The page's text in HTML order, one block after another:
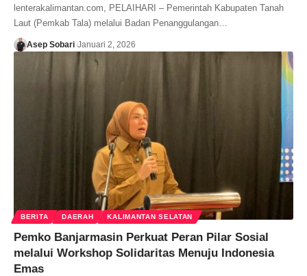
lenterakalimantan.com, PELAIHARI – Pemerintah Kabupaten Tanah
Laut (Pemkab Tala) melalui Badan Penanggulangan…
Asep Sobari Januari 2, 2026
BERITA DAERAH KALIMANTAN SELATAN
Pemko Banjarmasin Perkuat Peran Pilar Sosial
melalui Workshop Solidaritas Menuju Indonesia
Emas